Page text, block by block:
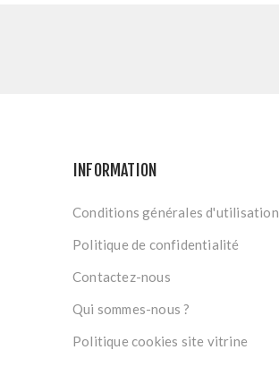
INFORMATION
Conditions générales d'utilisation
Politique de confidentialité
Contactez-nous
Qui sommes-nous ?
Politique cookies site vitrine